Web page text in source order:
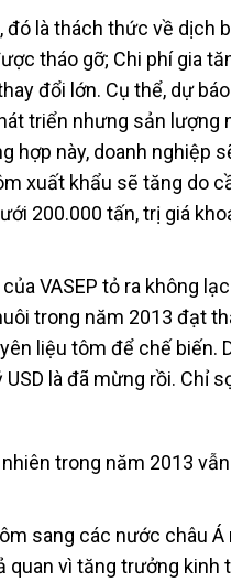
là thách thức về dịch
tháo gỡ; Chi phí gia
đổi lớn. Cụ thể, dự
triển nhưng sản
này, doanh nghiệp
xuất khẩu sẽ tăng do
200.000 tấn, trị giá
VASEP tỏ ra không
trong năm 2013 đạt
liệu tôm để chế biến.
là đã mừng rồi. Chỉ
trong năm 2013
sang các nước châu
quan vì tăng trưởng